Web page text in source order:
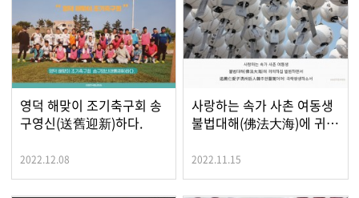
영덕 해맞이 조기축구회 송
구영신(送舊迎新)하다.
2022.12.08
사랑하는 속가 사촌 여동생
불법대해(佛法大海)에 귀…
2022.11.15